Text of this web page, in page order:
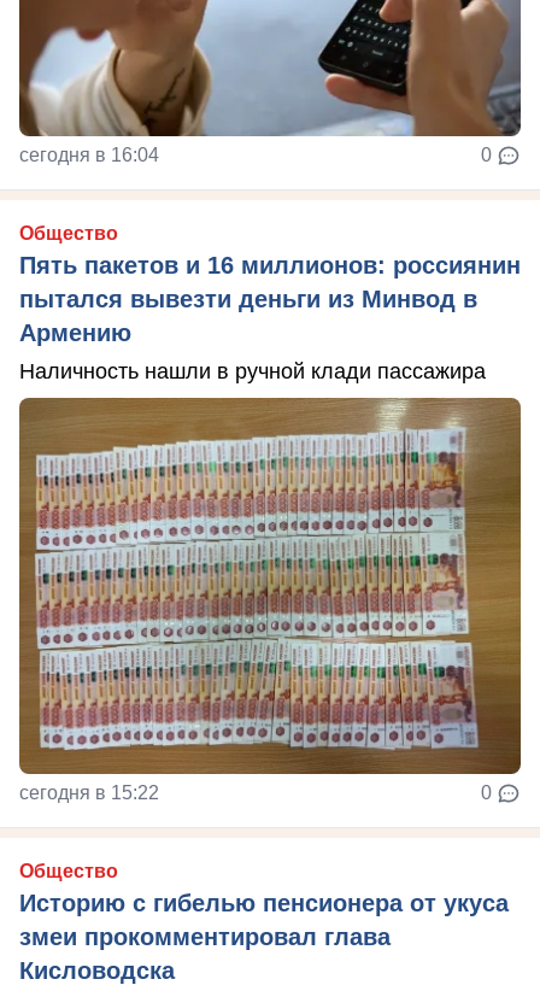
сегодня в 16:04 0
Общество
Пять пакетов и 16 миллионов: россиянин
пытался вывезти деньги из Минвод в
Армению
Наличность нашли в ручной клади пассажира
сегодня в 15:22 0
Общество
Историю с гибелью пенсионера от укуса
змеи прокомментировал глава
Кисловодска